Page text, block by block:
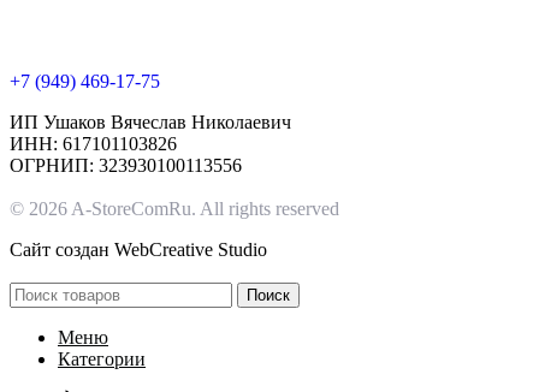
+7 (949) 469-17-75
ИП Ушаков Вячеслав Николаевич
ИНН: 617101103826
ОГРНИП: 323930100113556
© 2026 A-StoreComRu. All rights reserved
Сайт создан WebCreative Studio
Поиск
Меню
Категории